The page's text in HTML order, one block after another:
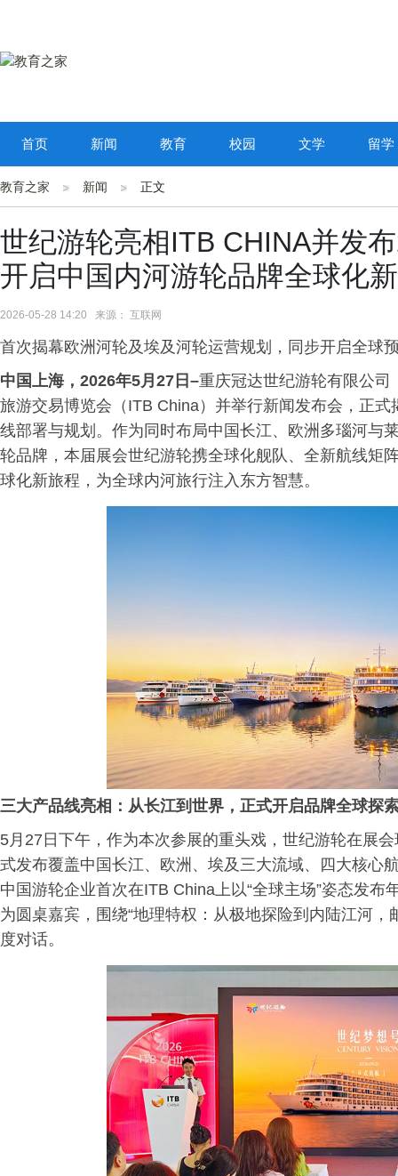
首页 新闻 教育 校园 文学 留学
教育之家 新闻 正文
世纪游轮亮相ITB CHINA并发
开启中国内河游轮品牌全球化
2026-05-28 14:20 来源： 互联网
首次揭幕欧洲河轮及埃及河轮运营规划，同步开启全球
中国上海 ，2026年5月 27 日 –重庆冠达世纪游轮有限公司
旅游交易博览会（ITB China）并举行新闻发布会，正
线部署与规划。作为同时布局中国长江、欧洲多瑙河与
轮品牌，本届展会世纪游轮携全球化舰队、全新航线矩
球化新旅程，为全球内河旅行注入东方智慧。
三大产品线亮相 ：从长江到世界， 正式开启品牌全球探
5月27日下午，作为本次参展的重头戏，世纪游轮在展
式发布覆盖中国长江、欧洲、埃及三大流域、四大核心
中国游轮企业首次在ITB China上以“全球主场”姿态发
为圆桌嘉宾，围绕“地理特权：从极地探险到内陆江河
度对话。